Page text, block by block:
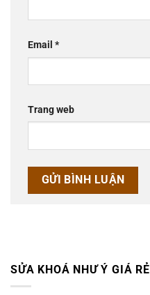
Email *
Trang web
SỬA KHOÁ NHƯ Ý GIÁ RẺ